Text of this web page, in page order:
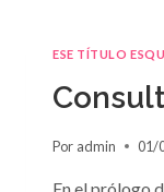
ESE TÍTULO
Por admin 01/